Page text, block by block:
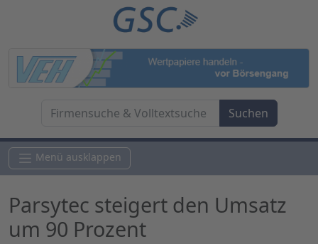
Menü ausklappen
Parsytec steigert den Umsatz
um 90 Prozent